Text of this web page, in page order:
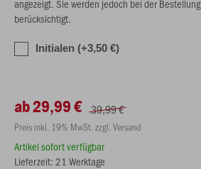
angezeigt. Sie werden jedoch bei der Bestellung
berücksichtigt.
Initialen (+3,50 €)
ab 29,99 € 39,99 €
Preis inkl. 19% MwSt. zzgl. Versand
Artikel sofort verfügbar
Lieferzeit: 21 Werktage